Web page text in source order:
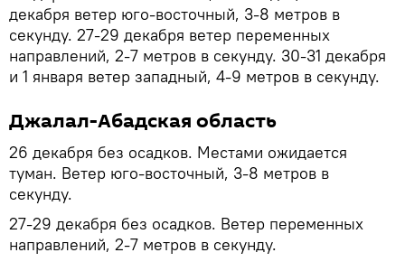
декабря ветер юго-восточный, 3-8 метров в
секунду. 27-29 декабря ветер переменных
направлений, 2-7 метров в секунду. 30-31 декабря
и 1 января ветер западный, 4-9 метров в секунду.
Джалал-Абадская область
26 декабря без осадков. Местами ожидается
туман. Ветер юго-восточный, 3-8 метров в
секунду.
27-29 декабря без осадков. Ветер переменных
направлений, 2-7 метров в секунду.